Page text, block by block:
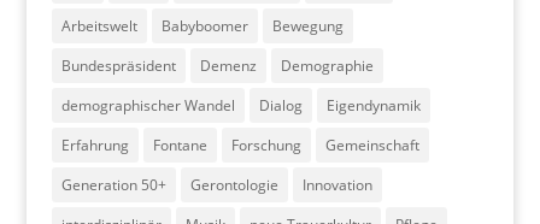
Arbeitswelt
Babyboomer
Bewegung
Bundespräsident
Demenz
Demographie
demographischer Wandel
Dialog
Eigendynamik
Erfahrung
Fontane Forschung
Gemeinschaft
Generation 50+
Gerontologie
Innovation